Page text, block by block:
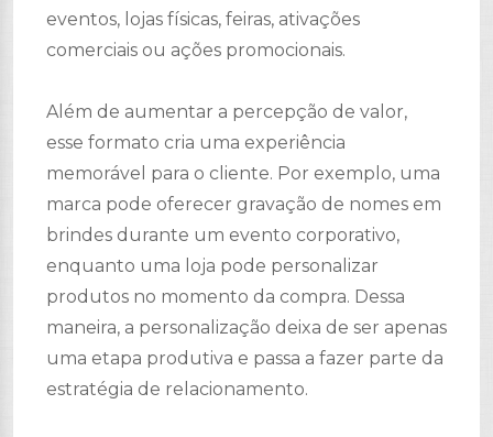
eventos, lojas físicas, feiras, ativações
comerciais ou ações promocionais.
Além de aumentar a percepção de valor,
esse formato cria uma experiência
memorável para o cliente. Por exemplo, uma
marca pode oferecer gravação de nomes em
brindes durante um evento corporativo,
enquanto uma loja pode personalizar
produtos no momento da compra. Dessa
maneira, a personalização deixa de ser apenas
uma etapa produtiva e passa a fazer parte da
estratégia de relacionamento.